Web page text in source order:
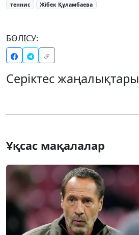
теннис Жібек Құламбаева
БӨЛІСУ:
Серіктес жаңалықтары
Ұқсас мақалалар